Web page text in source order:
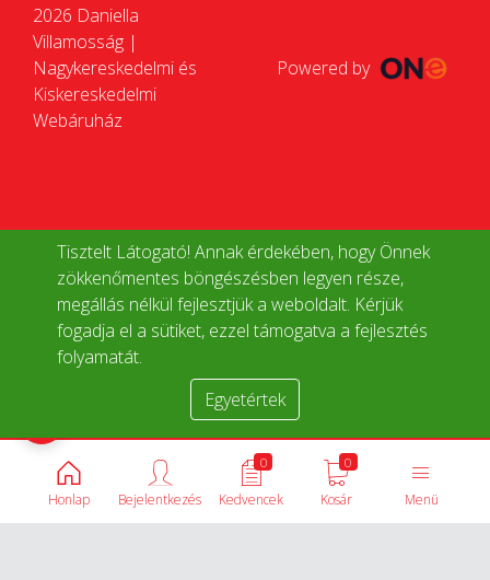
Tisztelt Látogató! Annak érdekében, hogy Önnek
zökkenőmentes böngészésben legyen része,
megállás nélkül fejlesztjük a weboldalt. Kérjük
fogadja el a sütiket, ezzel támogatva a fejlesztés
folyamatát.
Egyetértek
2026 Daniella
Villamosság |
Nagykereskedelmi és
Kiskereskedelmi
Webáruház
Powered by
Honlap Menü
0
Kosár
0
Kedvencek
Bejelentkezés
Termékek összehasonlítása